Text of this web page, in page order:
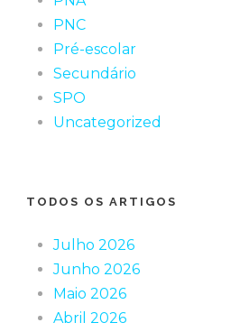
PNC
Pré-escolar
Secundário
SPO
Uncategorized
TODOS OS ARTIGOS
Julho 2026
Junho 2026
Maio 2026
Abril 2026